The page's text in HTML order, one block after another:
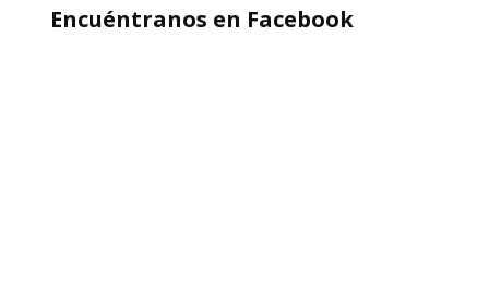
Encuéntranos en Facebook